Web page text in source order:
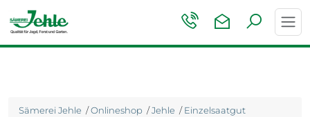
Sämerei Jehle /Onlineshop /Jehle /Einzelsaatgut